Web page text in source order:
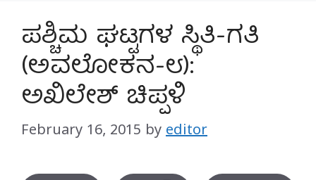
ಪಶ್ಚಿಮ ಘಟ್ಟಗಳ ಸ್ಥಿತಿ-ಗತಿ
(ಅವಲೋಕನ-೮):
ಅಖಿಲೇಶ್ ಚಿಪ್ಪಳಿ
February 16, 2015 by editor